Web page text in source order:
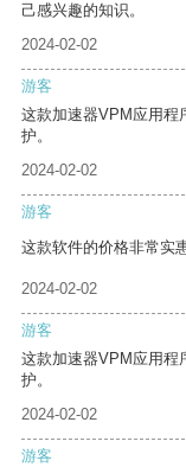
己感兴趣的知识。
2024-02-02
游客
这款加速器VPM应用程
护。
2024-02-02
游客
这款软件的价格非常实
2024-02-02
游客
这款加速器VPM应用程
护。
2024-02-02
游客